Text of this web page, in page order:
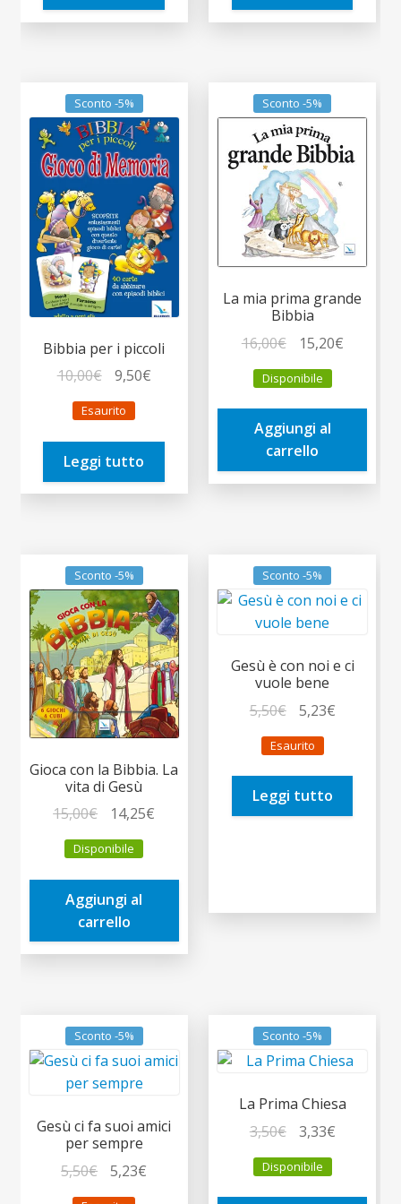
Sconto -5%
Bibbia per i piccoli
10,00€
prezzo
originale
era:
10,00€.
9,50€Il
è:
Esaurito
Leggi tutto
Sconto -5%
La mia prima grande
Bibbia
16,00€
prezzo
originale
era:
16,00€.
15,20€Il
è:
Disponibile
Aggiungi al
carrello
Sconto -5%
Gioca con la Bibbia. La
vita di Gesù
15,00€
prezzo
originale
era:
15,00€.
14,25€
è:
Disponibile
Aggiungi al
carrello
Sconto -5%
Gesù è con noi e ci
vuole bene
5,50€
prezzo
originale
era:
5,50€.
5,23€Il
è:
Esaurito
Leggi tutto
Sconto -5%
Gesù ci fa suoi amici
per sempre
5,50€
prezzo
5,23€
Sconto -5%
La Prima Chiesa
3,50€
prezzo
originale
era:
3,33€Il
è:
Disponibile